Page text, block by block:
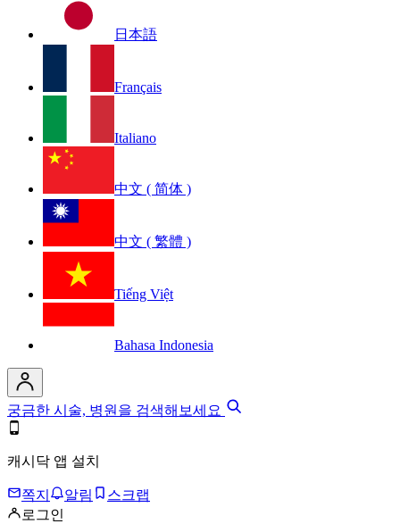
日本語
Français
Italiano
中文 ( 简体 )
中文 ( 繁體 )
Tiếng Việt
Bahasa Indonesia
궁금한 시술, 병원을 검색해보세요
캐시닥 앱 설치
쪽지 알림
스크랩
로그인